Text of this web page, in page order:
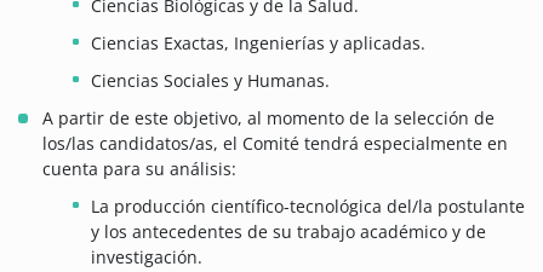
Ciencias Biológicas y de la Salud.
Ciencias Exactas, Ingenierías y aplicadas.
Ciencias Sociales y Humanas.
A partir de este objetivo, al momento de la selección de
los/las candidatos/as, el Comité tendrá especialmente en
cuenta para su análisis:
La producción científico-tecnológica del/la postulante
y los antecedentes de su trabajo académico y de
investigación.